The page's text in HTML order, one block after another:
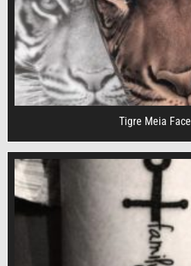
Tigre Meia Face